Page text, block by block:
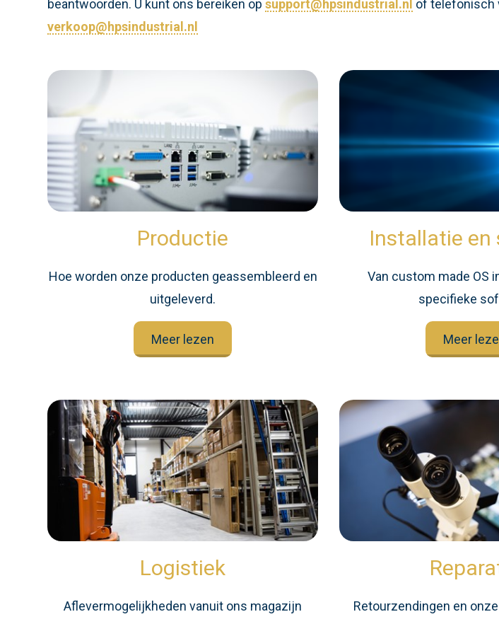
beantwoorden. U kunt ons bereiken op support@hpsindustrial.nl of telefonisch
verkoop@hpsindustrial.nl
Productie
Hoe worden onze producten geassembleerd en
uitgeleverd.
Meer lezen
Installatie en
Van custom made OS
specifieke
Meer
Logistiek
Aflevermogelijkheden vanuit ons magazijn Retourzendingen en